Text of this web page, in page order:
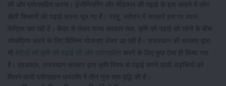
की ओर प्रोत्साहित करना। इंजीनियरिंग और मेडिकल की पढ़ाई के इस जमाने में लोग
खेती किसानी की पढ़ाई करना भूल गए हैं। परंतु, वर्तमान में सरकारें इस पर ध्यान
केंद्रित कर रही हैं। केंद्र से लेकर राज्य सरकार तक, कृषि की पढ़ाई को लोगों के बीच
लोकप्रिय करने के लिए विभिन्न योजनाएं लेकर आ रही हैं। राजस्थान की सरकार द्वारा
भी
बेटियों को कृषि की पढ़ाई की ओर प्रोत्साहित
करने के लिए कुछ ऐसा ही किया गया
है। दरअसल, राजस्थान सरकार द्वारा कृषि विषय से पढ़ाई करने वाली लड़कियों को
मिलने वाली प्रोत्साहन धनराशि में तीन गुना तक वृद्धि की है।